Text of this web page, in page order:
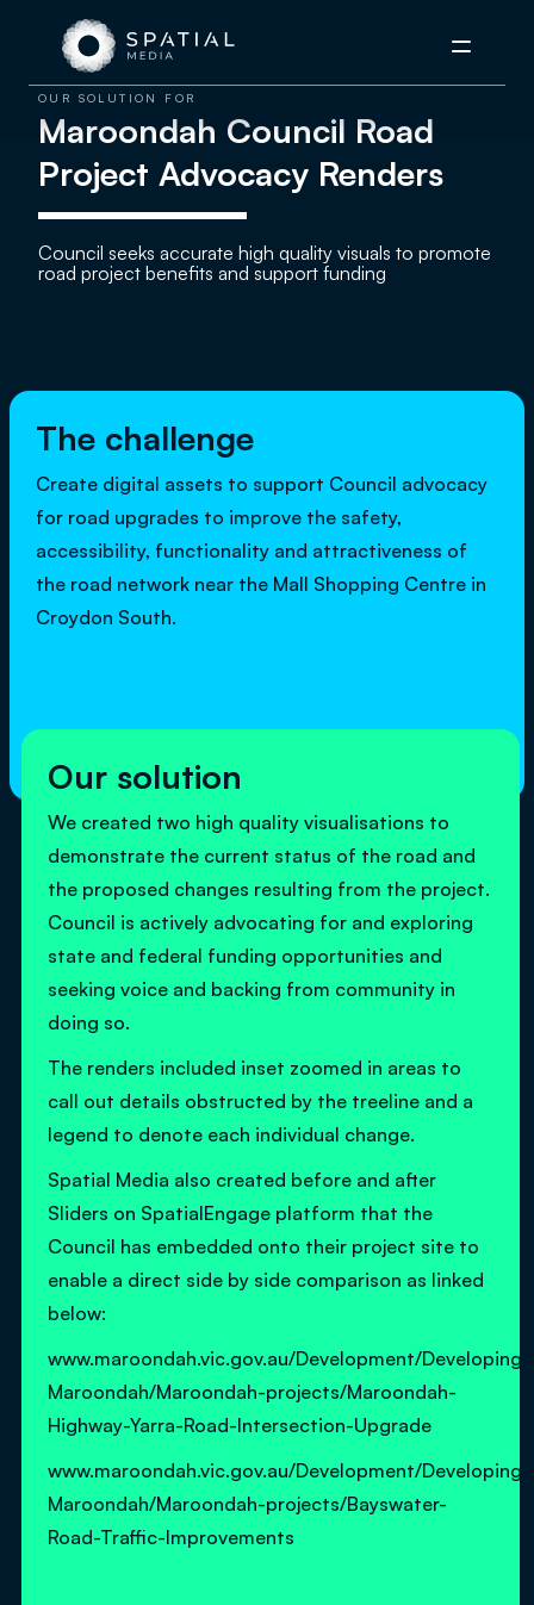
Menu
OUR SOLUTION FOR
Maroondah Council Road
Project Advocacy Renders
Council seeks accurate high quality visuals to promote
road project benefits and support funding
The challenge
Create digital assets to support Council advocacy
for road upgrades to improve the safety,
accessibility, functionality and attractiveness of
the road network near the Mall Shopping Centre in
Croydon South.‍
Our solution
We created two high quality visualisations to
demonstrate the current status of the road and
the proposed changes resulting from the project.
Council is actively advocating for and exploring
state and federal funding opportunities and
seeking voice and backing from community in
doing so.
The renders included inset zoomed in areas to
call out details obstructed by the treeline and a
legend to denote each individual change.
Spatial Media also created before and after
Sliders on SpatialEngage platform that the
Council has embedded onto their project site to
enable a direct side by side comparison as linked
below:
www.maroondah.vic.gov.au/Development/Developing-
Maroondah/Maroondah-projects/Maroondah-
Highway-Yarra-Road-Intersection-Upgrade
www.maroondah.vic.gov.au/Development/Developing-
Maroondah/Maroondah-projects/Bayswater-
Road-Traffic-Improvements